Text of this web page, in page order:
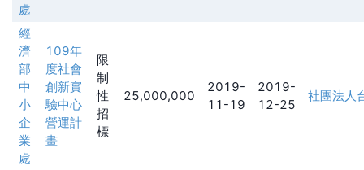
處
經
濟
部
中
小
企
業
處
109年
度社會
創新實
驗中心
營運計
畫
限
制
性
招
標
25,000,000
2019-
11-19
2019-
12-25
社團法人